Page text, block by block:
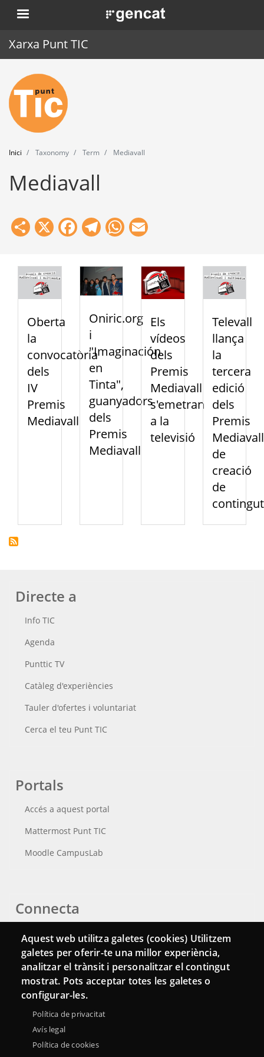
Vés
al
. Obre en una nova finestra.
Xarxa Punt TIC
Inici
Punt TIC
Actualitat
Agenda
Formació
Eines
Inici Taxonomy Term Mediavall
Mediavall
Share
X Facebook
Telegram
WhatsApp
Oberta
la
convocatòria
dels
IV
Premis
Mediavall
Oniric.org
i
"Imaginación
en
Tinta",
guanyadors
dels
Premis
Mediavall
Els
vídeos
dels
Premis
Mediavall
s'emetran
a la
televisió
Televall
llança
la
tercera
edició
dels
Premis
Mediavall
de
creació
de
Directe a
Info TIC
Agenda
Punttic TV
Catàleg d'experiències
Tauler d'ofertes i voluntariat
Cerca el teu Punt TIC
Portals
Accés a aquest portal
Mattermost Punt TIC
Moodle CampusLab
Connecta
Bustia de contacte
Butlletins
Aquest web utilitza galetes (cookies) Utilitzem
galetes per oferir-te una millor experiència,
analitzar el trànsit i personalitzar el contingut
mostrat. Pots acceptar totes les galetes o
configurar-les.
Política de privacitat
Avís legal
Política de cookies